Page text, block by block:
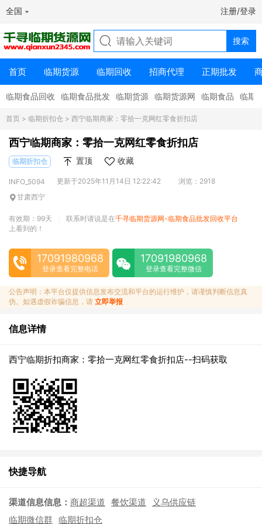
全国 注册/登录
首页 临期货源 临期回收 招商代理 正期批发
临期食品回收 临期食品批发 临期货源 临期货源网 临期食品 临期
首页 > 临期折扣仓 > 西宁临期商家：零拾一克网红零食折扣店
西宁临期商家：零拾一克网红零食折扣店
临期折扣仓 置顶 收藏
INFO_5094 更新于2025年11月14日 12:22:42
浏览：2918
甘肃西宁
有效期：99天 联系时请说是在千寻临期货源网-临期食品批发回收平台
上看到的！
17091980968
登录查看完整电话
17091980968
登录查看完整微信
公告声明：本平台仅提供信息发布交流和平台的运行维护，请谨慎判断信息真
伪。如遇虚假诈骗信息，请 立即举报
信息详情
西宁临期折扣商家：零拾一克网红零食折扣店--扫码获取
快捷导航
渠道信息信息： 商超渠道 餐饮渠道
义乌供应链
临期微信群 临期折扣仓